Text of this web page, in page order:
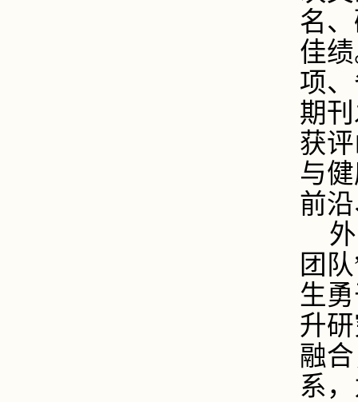
名
佳
项
期
获
与
前
团
生
升
融
系